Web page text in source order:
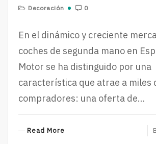
Decoración 0
En el dinámico y creciente
coches de segunda mano en
Motor se ha distinguido por una
característica que atrae a miles
compradores: una oferta de…
Read More